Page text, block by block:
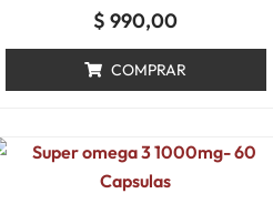
$ 990,00
COMPRAR